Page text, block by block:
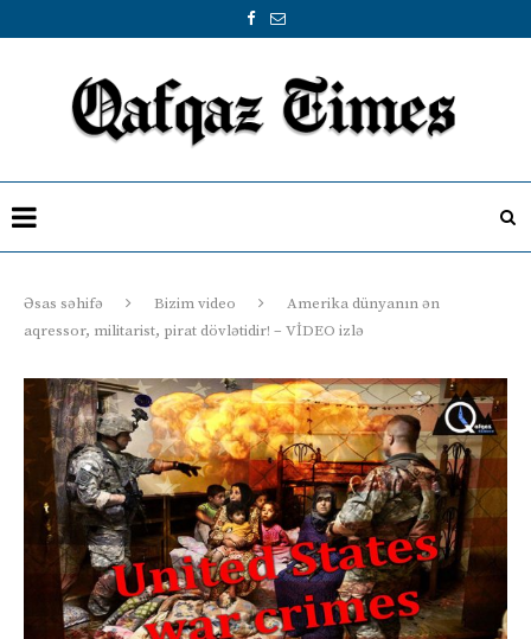
Əsas səhifə Bizim video
Amerika dünyanın ən
aqressor, militarist, pirat dövlətidir! – VİDEO izlə